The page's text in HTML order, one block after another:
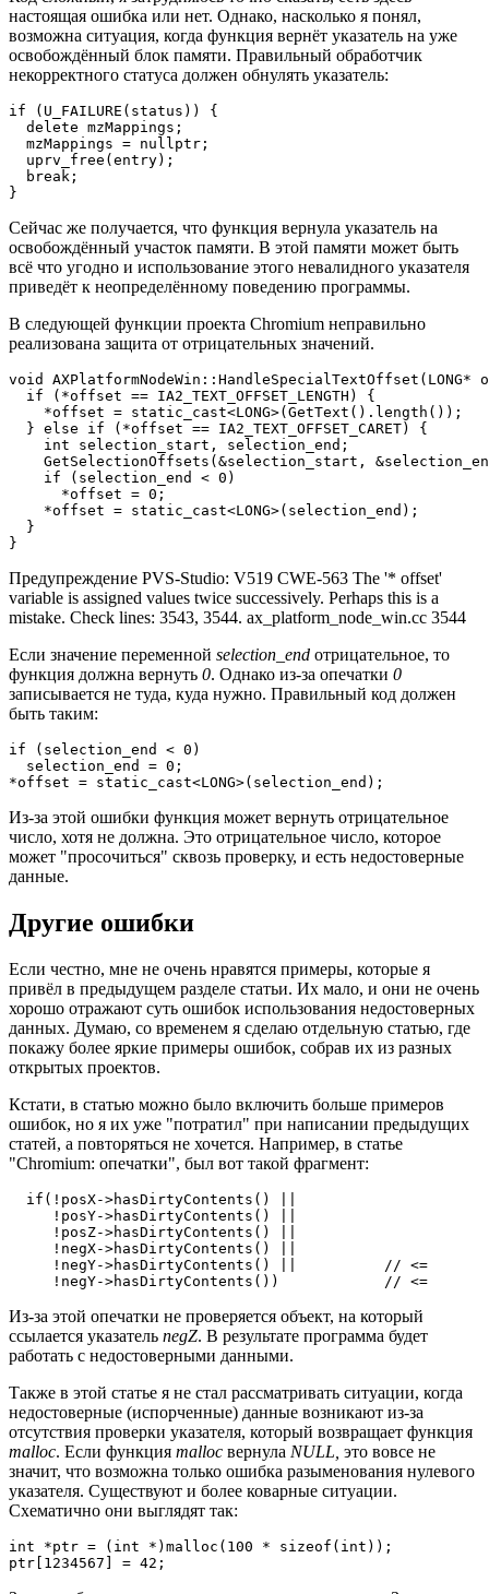
настоящая ошибка или нет. Однако, насколько я понял,
возможна ситуация, когда функция вернёт указатель на уже
освобождённый блок памяти. Правильный обработчик
некорректного статуса должен обнулять указатель:
if (U_FAILURE(status)) {
  delete mzMappings;
  mzMappings = nullptr;
  uprv_free(entry);
  break;
}
Сейчас же получается, что функция вернула указатель на
освобождённый участок памяти. В этой памяти может быть
всё что угодно и использование этого невалидного указателя
приведёт к неопределённому поведению программы.
В следующей функции проекта Chromium неправильно
реализована защита от отрицательных значений.
void
  if (*offset == IA2_TEXT_OFFSET_LENGTH) {
    *offset = static_cast<LONG>(GetText().length());
  } else if (*offset == IA2_TEXT_OFFSET_CARET) {
    int selection_start, selection_end;
GetSelectionOffsets(&selection_start,
    if (selection_end < 0)
      *offset = 0;
    *offset = static_cast<LONG>(selection_end);
  }
}
Предупреждение PVS-Studio: V519 CWE-563 The '* offset'
variable is assigned values twice successively. Perhaps this is a
mistake. Check lines: 3543, 3544. ax_platform_node_win.cc 3544
Если значение переменной selection_end отрицательное, то
функция должна вернуть 0. Однако из-за опечатки 0
записывается не туда, куда нужно. Правильный код должен
быть таким:
if (selection_end < 0)
  selection_end = 0;
*offset = static_cast<LONG>(selection_end);
Из-за этой ошибки функция может вернуть отрицательное
число, хотя не должна. Это отрицательное число, которое
может "просочиться" сквозь проверку, и есть недостоверные
данные.
Другие ошибки
Если честно, мне не очень нравятся примеры, которые я
привёл в предыдущем разделе статьи. Их мало, и они не очень
хорошо отражают суть ошибок использования недостоверных
данных. Думаю, со временем я сделаю отдельную статью, где
покажу более яркие примеры ошибок, собрав их из разных
открытых проектов.
Кстати, в статью можно было включить больше примеров
ошибок, но я их уже "потратил" при написании предыдущих
статей, а повторяться не хочется. Например, в статье
"Chromium: опечатки", был вот такой фрагмент:
  if(!posX->hasDirtyContents() ||
     !posY->hasDirtyContents() ||
     !posZ->hasDirtyContents() ||
     !negX->hasDirtyContents() ||
     !negY->hasDirtyContents() ||          // <=
     !negY->hasDirtyContents())            // <=
Из-за этой опечатки не проверяется объект, на который
ссылается указатель negZ. В результате программа будет
работать с недостоверными данными.
Также в этой статье я не стал рассматривать ситуации, когда
недостоверные (испорченные) данные возникают из-за
отсутствия проверки указателя, который возвращает функция
malloc. Если функция malloc вернула NULL, это вовсе не
значит, что возможна только ошибка разыменования нулевого
указателя. Существуют и более коварные ситуации.
Схематично они выглядят так:
int *ptr = (int *)malloc(100 * sizeof(int));
ptr[1234567] = 42;